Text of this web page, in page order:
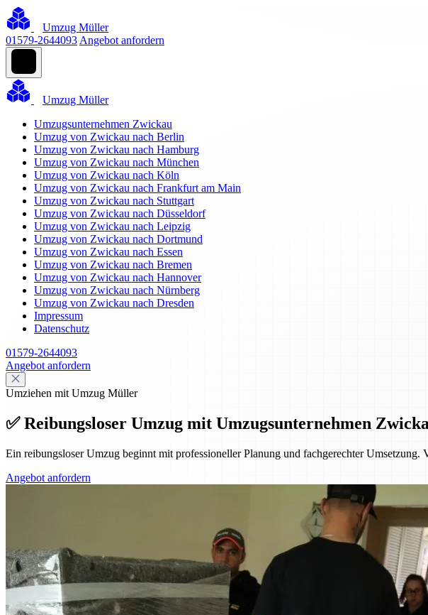
Umzug Müller
01579-2644093 Angebot anfordern
Umzug Müller
Umzugsunternehmen Zwickau
Umzug von Zwickau nach Berlin
Umzug von Zwickau nach Hamburg
Umzug von Zwickau nach München
Umzug von Zwickau nach Köln
Umzug von Zwickau nach Frankfurt am Main
Umzug von Zwickau nach Stuttgart
Umzug von Zwickau nach Düsseldorf
Umzug von Zwickau nach Leipzig
Umzug von Zwickau nach Dortmund
Umzug von Zwickau nach Essen
Umzug von Zwickau nach Bremen
Umzug von Zwickau nach Hannover
Umzug von Zwickau nach Nürnberg
Umzug von Zwickau nach Dresden
Impressum
Datenschutz
01579-2644093
Angebot anfordern
Umziehen mit Umzug Müller
✅ Reibungsloser Umzug mit Umzugsunternehmen
Ein reibungsloser Umzug beginnt mit professioneller Planung und fachgerechter
Angebot anfordern